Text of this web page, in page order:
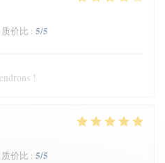
质价比 : 5/5
!
质价比 : 5/5